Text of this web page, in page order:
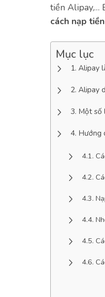
tiền Alipay,…
cách nạp
Mục lục
Alipay
Alipay
Một số
Hướng